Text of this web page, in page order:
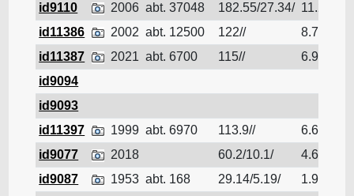
id9110
2006 abt. 37048 182.55/27.34/ 11.22
id11386
2002 abt. 12500 122// 8.7
id11387
2021 abt. 6700 115// 6.9
id9094
id9093
id11397
1999 abt. 6970 113.9// 6.69
id9077
2018 60.2/10.1/ 4.6
id9087
1953 abt. 168 29.14/5.19/ 1.9